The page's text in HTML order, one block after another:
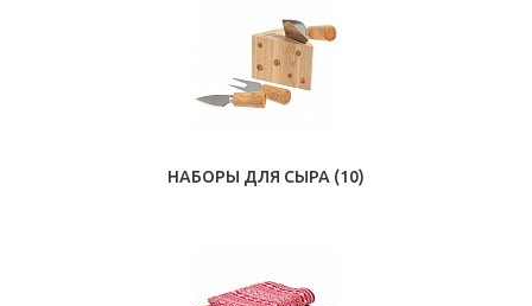
НАБОРЫ ДЛЯ СЫРА (10)